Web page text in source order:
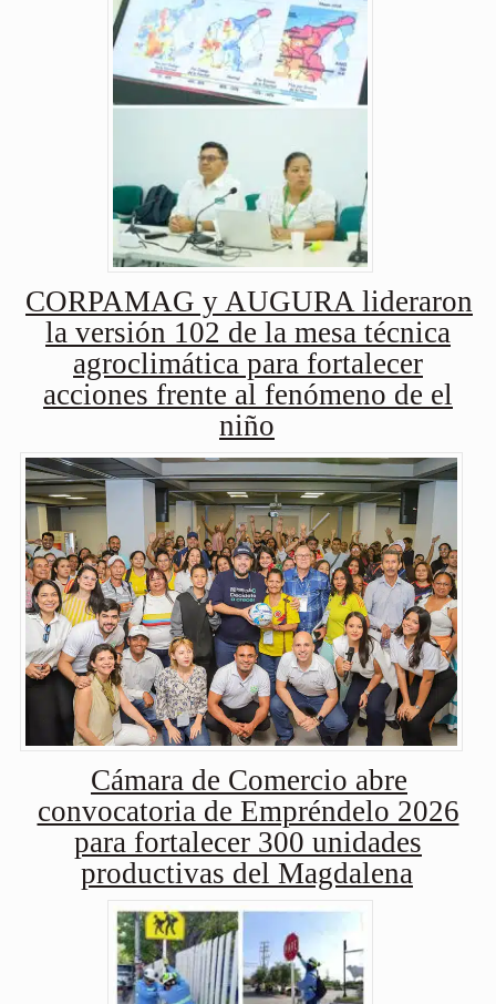
CORPAMAG y AUGURA lideraron
la versión 102 de la mesa técnica
agroclimática para fortalecer
acciones frente al fenómeno de el
niño
Cámara de Comercio abre
convocatoria de Empréndelo 2026
para fortalecer 300 unidades
productivas del Magdalena